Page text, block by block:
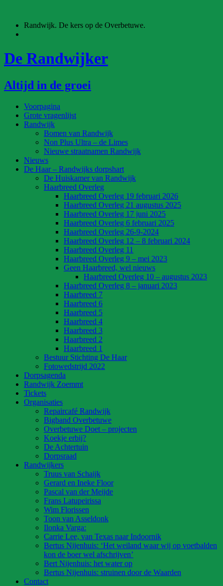
inhoud
Randwijk. De kers op de Overbetuwe.
De Randwijker
Altijd in de groei
Voorpagina
Grote vragenlijst
Randwijk
Bomen van Randwijk
Non Plus Ultra – de Limes
Nieuwe straatnamen Randwijk
Nieuws
De Haar – Randwijks dorpshart
De Huiskamer van Randwijk
Haarbreed Overleg
Haarbreed Overleg 19 februari 2026
Haarbreed Overleg 21 augustus 2025
Haarbreed Overleg 17 juni 2025
Haarbreed Overleg 6 februari 2025
Haarbreed Overleg 26-9-2024
Haarbreed Overleg 12 – 8 februari 2024
Haarbreed Overleg 11
Haarbreed Overleg 9 – mei 2023
Geen Haarbreed, wel nieuws
Haarbreed Overleg 10 – augustus 2023
Haarbreed Overleg 8 – januari 2023
Haarbreed 7
Haarbreed 6
Haarbreed 5
Haarbreed 4
Haarbreed 3
Haarbreed 2
Haarbreed 1
Bestuur Stichting De Haar
Fotowedstrijd 2022
Dorpsagenda
Randwijk Zoemmt
Tickets
Organisaties
Repaircafé Randwijk
Bigband Overbetuwe
Overbetuwe Doet – projecten
Koekje erbij?
De Achtertuin
Dorpsraad
Randwijkers
Truus van Schaijk
Gerard en Ineke Floor
Pascal van der Meijde
Frans Latupeirissa
Wim Florissen
Toon van Asseldonk
Ilonka Varga:
Carrie Lee, van Texas naar Indoornik
Bertus Nijenhuis: ‘Het weiland waar wij op voetbalden
kon de boer wel afschrijven’
Bert Nijenhuis: het water op
Bertus Nijenhuis: struinen door de Waarden
Contact